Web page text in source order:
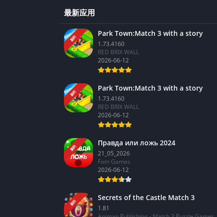
最新应用
新的
Park Town:Match 3 with a story
1.73.4160
RED BRIX WALL
2026-06-12
新的
Park Town:Match 3 with a story
1.73.4160
RED BRIX WALL
2026-06-12
新的
Правда или ложь 2024
21_05_2026
Fam Games
2026-06-12
新的
Secrets of the Castle Match 3
1.81